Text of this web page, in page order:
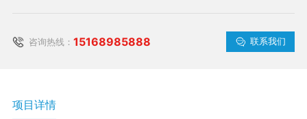
咨询热线： 15168985888 联系我们
项目详情